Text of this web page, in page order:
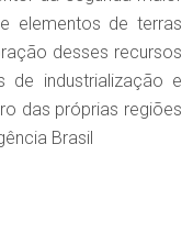
elementos de terras
desses recursos
de industrialização e
das próprias regiões
Brasil